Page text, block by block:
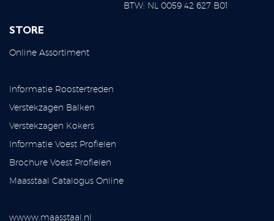
BTW: NL 0059 42 627 B01
STORE
Online Assortiment
Informatie Roostertreden
Verstekzagen Balken
Verstekzagen Kokers
Informatie Voest Profielen
Brochure Voest Profielen
Maasstaal Catalogus Online
wwww.maasstaal.nl